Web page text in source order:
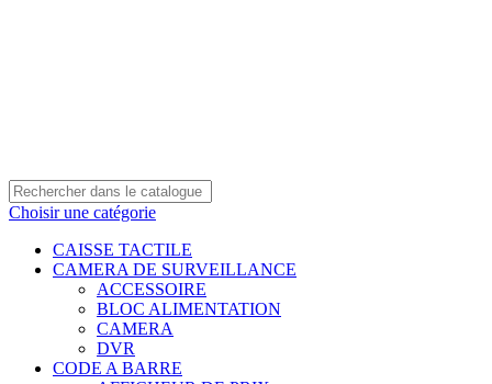
Choisir une catégorie
CAISSE TACTILE
CAMERA DE SURVEILLANCE
ACCESSOIRE
BLOC ALIMENTATION
CAMERA
DVR
CODE A BARRE